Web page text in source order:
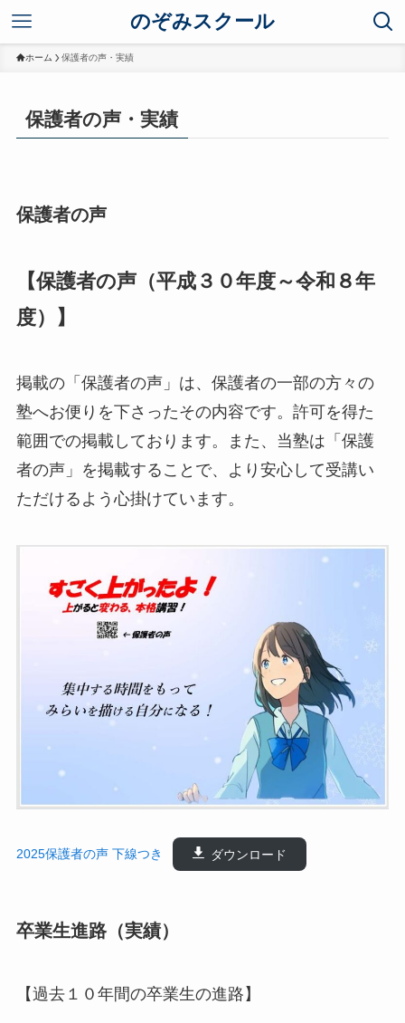
のぞみスクール
ホーム 保護者の声・実績
保護者の声・実績
保護者の声
【保護者の声（平成３０年度～令和８年
度）】
掲載の「保護者の声」は、保護者の一部の方々の
塾へお便りを下さったその内容です。許可を得た
範囲での掲載しております。また、当塾は「保護
者の声」を掲載することで、より安心して受講い
ただけるよう心掛けています。
2025保護者の声 下線つき ダウンロード
卒業生進路（実績）
【過去１０年間の卒業生の進路】